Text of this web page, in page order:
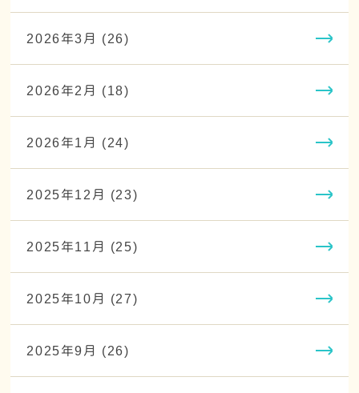
2026年3月 (26)
2026年2月 (18)
2026年1月 (24)
2025年12月 (23)
2025年11月 (25)
2025年10月 (27)
2025年9月 (26)